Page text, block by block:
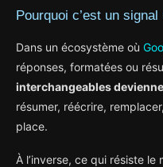
Pourquoi c’est un
Dans un écosystème où
réponses, formatées ou
interchangeables
résumer, réécrire,
place.
À l’inverse, ce qui résiste le